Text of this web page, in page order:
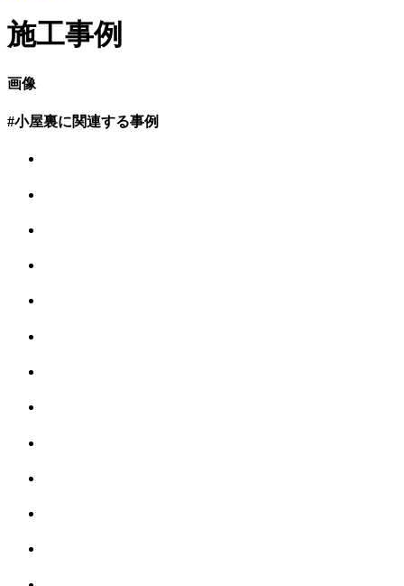
施工事例
画像
#小屋裏に関連する事例